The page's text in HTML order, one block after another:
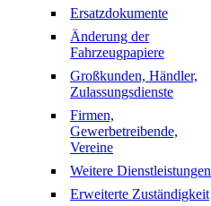
Ersatzdokumente
Änderung der
Fahrzeugpapiere
Großkunden, Händler,
Zulassungsdienste
Firmen,
Gewerbetreibende,
Vereine
Weitere Dienstleistungen
Erweiterte Zuständigkeit